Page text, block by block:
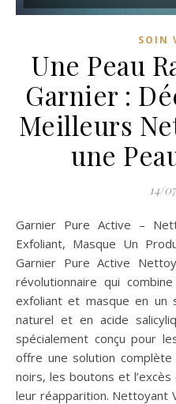
SOIN
Une Peau
Garnier :
Meilleurs
une
14/
Garnier Pure Active – Nettoyant 3 En 1 : Nettoyant,
Exfoliant, Masque Un
Garnier Pure Active
révolutionnaire qui
exfoliant et masque en un
naturel et en acide
spécialement conçu pour
offre une solution
noirs, les boutons et
leur réapparition. Nettoyant